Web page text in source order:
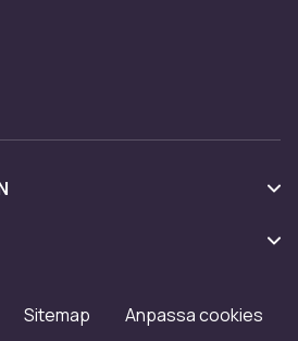
CDON
Sitemap Anpassa cookies